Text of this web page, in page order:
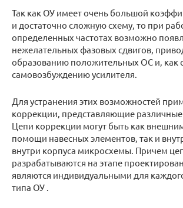
Так как ОУ имеет очень большой
и достаточно сложную схему, то при
определенных частотах возможно
нежелательных фазовых сдвигов,
образованию положительных ОС и, как
самовозбуждению усилителя.
Для устранения этих возможностей
коррекции, представляющие различные
Цепи коррекции могут быть как
помощи навесных элементов, так и
внутри корпуса микросхемы. Причем
разрабатываются на этапе
являются индивидуальными для
типа ОУ .